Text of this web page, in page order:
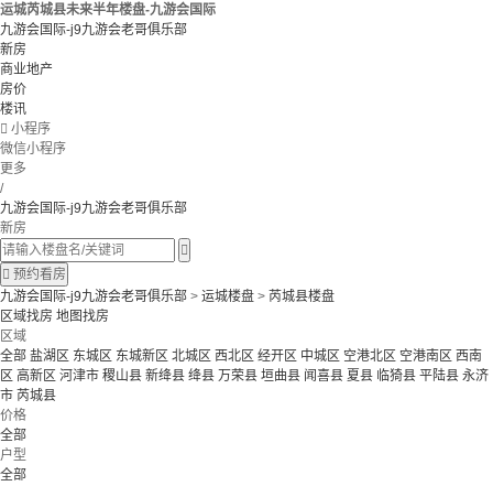
运城芮城县未来半年楼盘-九游会国际
九游会国际-j9九游会老哥俱乐部
新房
商业地产
房价
楼讯
 小程序
微信小程序
更多
/
九游会国际-j9九游会老哥俱乐部
新房

 预约看房
九游会国际-j9九游会老哥俱乐部 > 运城楼盘 > 芮城县楼盘
区域找房 地图找房
区域
全部 盐湖区 东城区 东城新区 北城区 西北区 经开区 中城区 空港北区 空港南区 西南
区 高新区 河津市 稷山县 新绛县 绛县 万荣县 垣曲县 闻喜县 夏县 临猗县 平陆县 永济
市 芮城县
价格
全部
户型
全部